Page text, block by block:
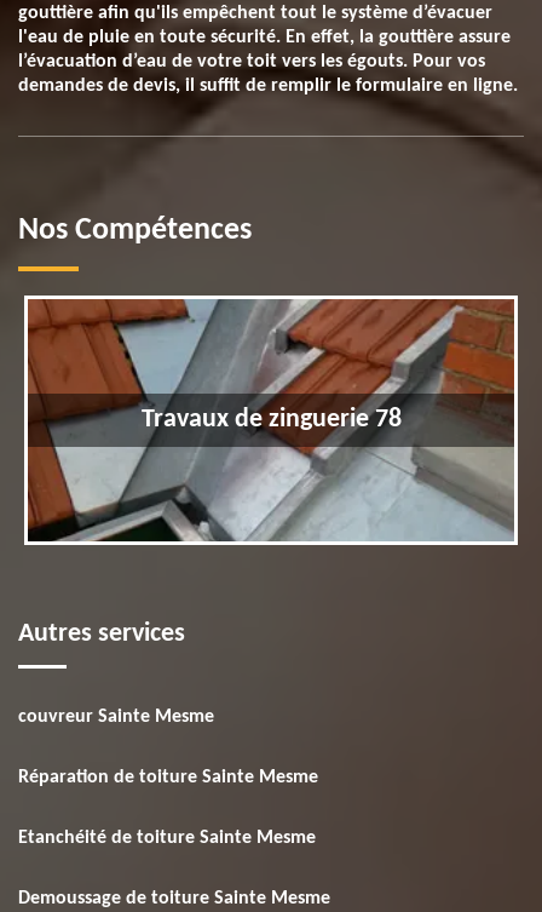
gouttière afin qu'ils empêchent tout le système d’évacuer
l'eau de pluie en toute sécurité. En effet, la gouttière assure
l’évacuation d’eau de votre toit vers les égouts. Pour vos
demandes de devis, il suffit de remplir le formulaire en ligne.
Nos Compétences
Travaux de zinguerie 78
Autres services
couvreur Sainte Mesme
Réparation de toiture Sainte Mesme
Etanchéité de toiture Sainte Mesme
Demoussage de toiture Sainte Mesme